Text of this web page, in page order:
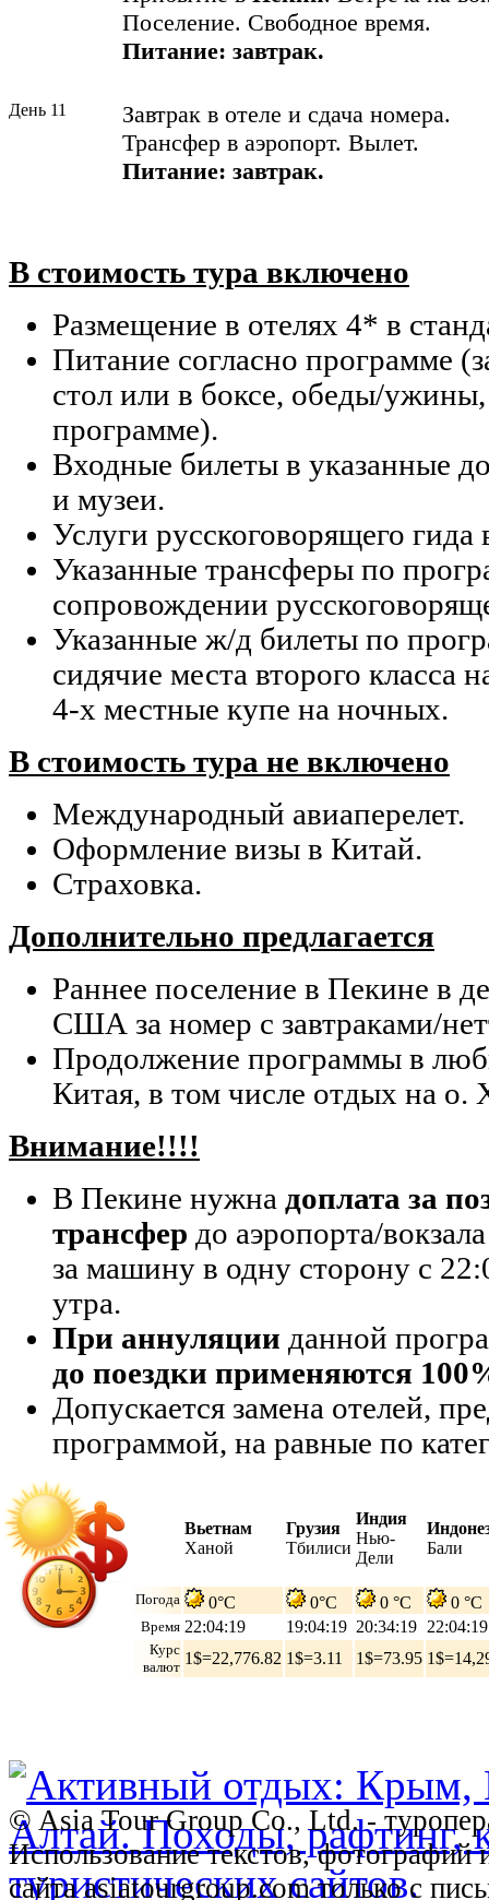
Поселение. Свободное время.
Питание: завтрак.
День 11
Завтрак в отеле и сдача номера.
Трансфер в аэропорт. Вылет.
Питание: завтрак.
В стоимость тура включено
Размещение в отелях 4* в
Питание согласно программе
стол или в боксе, обеды/
программе).
Входные билеты в указанные
и музеи.
Услуги русскоговорящего гида
Указанные трансферы по
сопровождении
Указанные ж/д билеты по
сидячие места второго класса
4-х местные купе на ночных.
В стоимость тура не включено
Международный авиаперелет.
Оформление визы в Китай.
Страховка.
Дополнительно предлагается
Раннее поселение в Пекине в
США за номер с завтраками/
Продолжение программы в
Китая, в том числе отдых на о.
Внимание!!!!
В Пекине нужна доплата за
трансфер до аэропорта/
за машину в одну сторону с
утра.
При аннуляции данной
до поездки применяются
Допускается замена отелей,
программой, на равные по
Вьетнам
Ханой
Грузия
Тбилиси
Индия
Нью-
Дели
Бали
Погода 0°C 0°C 0 °C 0 °C
Время 22:04:20 19:04:20 20:34:20 22:04:20
Курс
валют 1$=22,776.82 1$=3.11 1$=73.95
© Asia Tour Group Co., Ltd. -
Использование текстов,
сайта asiatourgroup.com только с